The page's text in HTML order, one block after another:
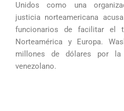
Unidos como una
justicia norteamericana
funcionarios de facilitar el
Norteamérica y Europa.
millones de dólares por la
venezolano.